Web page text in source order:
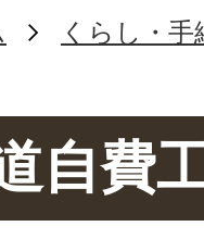
くらし・手
自費